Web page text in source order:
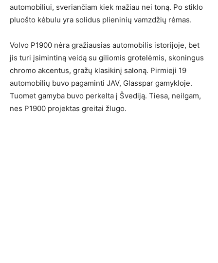
automobiliui, sveriančiam kiek mažiau nei toną. Po stiklo
pluošto kėbulu yra solidus plieninių vamzdžių rėmas.
Volvo P1900 nėra gražiausias automobilis istorijoje, bet
jis turi įsimintiną veidą su giliomis grotelėmis, skoningus
chromo akcentus, gražų klasikinį saloną. Pirmieji 19
automobilių buvo pagaminti JAV, Glasspar gamykloje.
Tuomet gamyba buvo perkelta į Švediją. Tiesa, neilgam,
nes P1900 projektas greitai žlugo.